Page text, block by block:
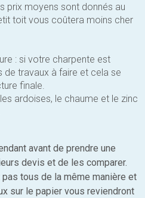
prix moyens sont donnés au
toit vous coûtera moins cher
: si votre charpente est
de travaux à faire et cela se
finale.
ardoises, le chaume et le zinc
avant de prendre une
devis et de les comparer.
tous de la même manière et
sur le papier vous reviendront